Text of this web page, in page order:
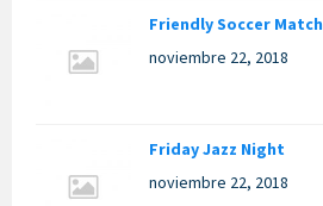
Friendly Soccer Match
noviembre 22, 2018
Friday Jazz Night
noviembre 22, 2018